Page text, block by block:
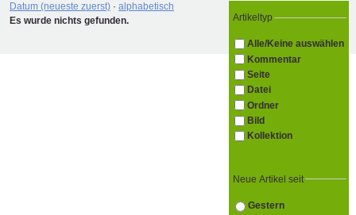
Artikeltyp
Alle/Keine auswählen
Kommentar
Seite
Datei
Ordner
Bild
Kollektion
Neue Artikel seit
Gestern
Datum (neueste zuerst) · alphabetisch
Es wurde nichts gefunden.